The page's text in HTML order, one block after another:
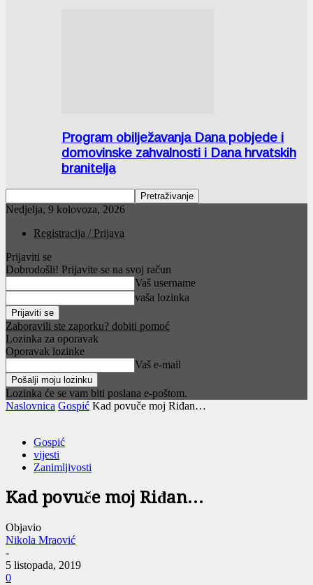
Program obilježavanja Dana pobjede i
domovinske zahvalnosti i Dana hrvatskih
branitelja
Nedjelja, 9 kolovoza, 2026
Registracija / Prijava
Prijaviti se
Dobrodošli! Prijavite se na svoj račun
Vaš username
vaša lozinka
Zaboravili ste zaporku? dobiti pomoć
Lozinka za oporavak
Oporavak lozinke
Vaš e-mail
Lozinka će se vam biti poslana e-poštom.
Naslovnica Gospić Kad povuče moj Riđan…
Gospić
vijesti
Zanimljivosti
Kad povuče moj Riđan…
Objavio
Nikola Mraović
-
5 listopada, 2019
0